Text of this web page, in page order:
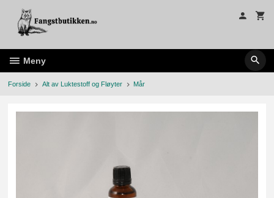
innholdet
Meny
Forside Alt av Luktestoff og Fløyter Mår